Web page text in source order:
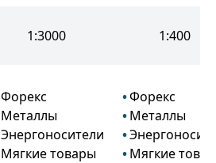
1:3000 1:400
Форекс
Металлы
Энергоносители
Мягкие товары
Форекс
Металлы
Мягкие